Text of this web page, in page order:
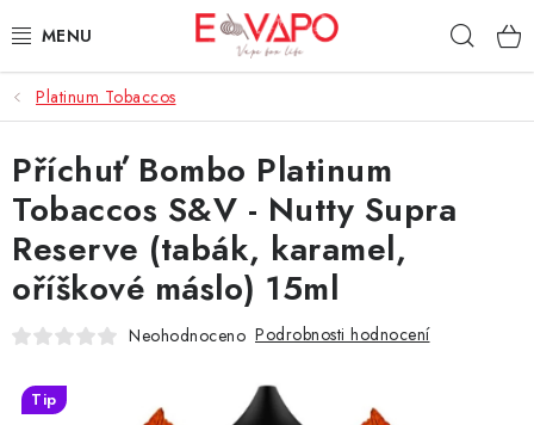
na
3D TISK
TIPY ZA DOBROU CENU
AROMATA A PŘÍCHUTĚ
BÁZE
E-LIQUIDY
E-CIGARETY
Platinum Tobaccos
Příchuť Bombo Platinum
Tobaccos S&V - Nutty Supra
Reserve (tabák, karamel,
oříškové máslo) 15ml
Neohodnoceno Podrobnosti hodnocení
Tip